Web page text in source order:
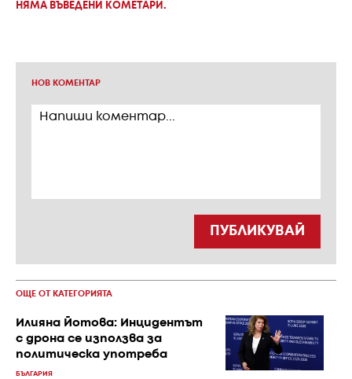
НЯМА ВЪВЕДЕНИ КОМЕТАРИ.
НОВ КОМЕНТАР
ПУБЛИКУВАЙ
ОЩЕ ОТ КАТЕГОРИЯТА
Илияна Йотова: Инцидентът
с дрона се използва за
политическа употреба
БЪЛГАРИЯ